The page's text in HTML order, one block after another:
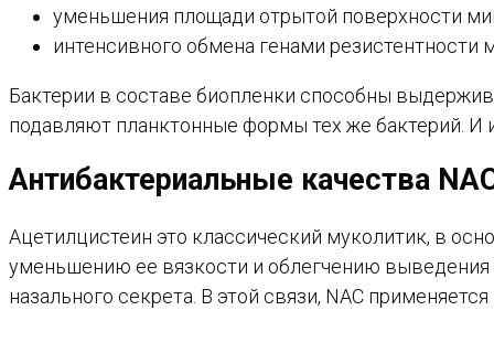
уменьшения площади отрытой поверхности
интенсивного обмена генами резистентности
Бактерии в составе биопленки способны
подавляют планктонные формы тех же бактерий. И
Антибактериальные качества
Ацетилцистеин это классический муколитик, в
уменьшению ее вязкости и облегчению выведения
назального секрета. В этой связи, NAC